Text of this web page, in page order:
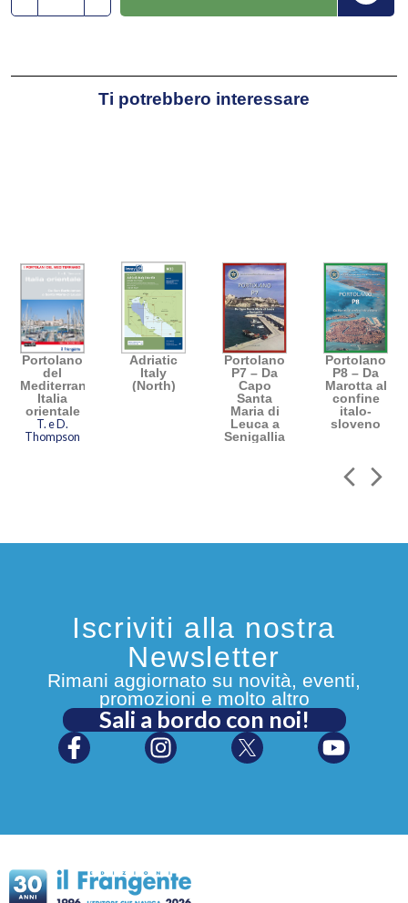
Ti potrebbero interessare
Portolano
del
Mediterraneo
Italia
orientale
T. e D.
Thompson
Adriatic
Italy
(North)
Portolano
P7 – Da
Capo
Santa
Maria di
Leuca a
Senigallia
Portolano
P8 – Da
Marotta al
confine
italo-
sloveno
Iscriviti alla nostra
Newsletter
Rimani aggiornato su novità, eventi,
promozioni e molto altro
Sali a bordo con noi!